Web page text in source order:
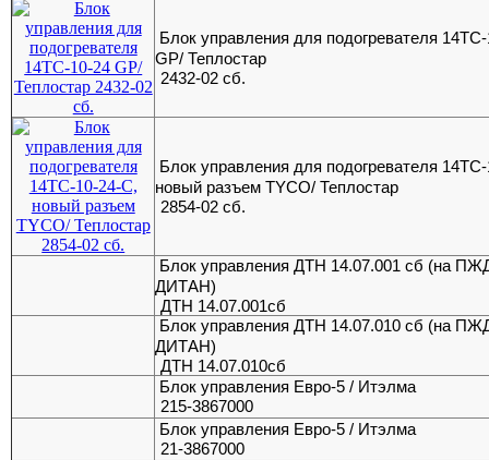
Блок управления для подогревателя
GP/ Теплостар
2432-02 сб.
Блок управления для подогревателя
новый разъем TYCO/ Теплостар
2854-02 сб.
Блок управления ДТН 14.07.001 сб (на
ДИТАН)
ДТН 14.07.001сб
Блок управления ДТН 14.07.010 сб (на
ДИТАН)
ДТН 14.07.010сб
Блок управления Евро-5 / Итэлма
215-3867000
Блок управления Евро-5 / Итэлма
21-3867000